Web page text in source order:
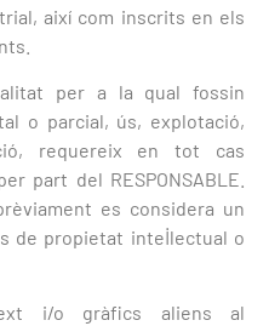
així com inscrits en els
per a la qual fossin
o parcial, ús, explotació,
requereix en tot cas
part del RESPONSABLE.
es considera un
de propietat intel·lectual o
i/o gràfics aliens al